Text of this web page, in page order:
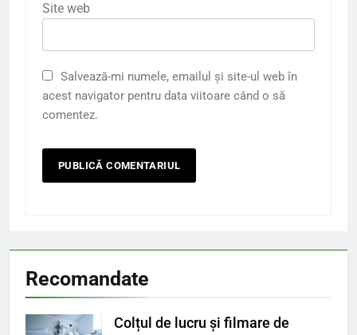
Site web
Salvează-mi numele, emailul și site-ul web în
acest navigator pentru data viitoare când o să
comentez.
Recomandate
Colțul de lucru și filmare de